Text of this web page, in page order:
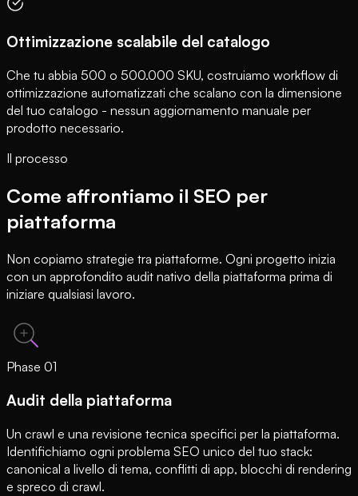
Ottimizzazione scalabile del catalogo
Che tu abbia 500 o 500.000 SKU, costruiamo workflow di
ottimizzazione automatizzati che scalano con la dimensione
del tuo catalogo - nessun aggiornamento manuale per
prodotto necessario.
Il processo
Come affrontiamo il SEO per
piattaforma
Non copiamo strategie tra piattaforme. Ogni progetto inizia
con un approfondito audit nativo della piattaforma prima di
iniziare qualsiasi lavoro.
Phase 01
Audit della piattaforma
Un crawl e una revisione tecnica specifici per la piattaforma.
Identifichiamo ogni problema SEO unico del tuo stack:
canonical a livello di tema, conflitti di app, blocchi di rendering
e spreco di crawl.